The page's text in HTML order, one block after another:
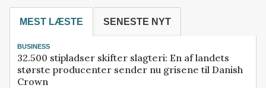
MEST LÆSTE SENESTE NYT
BUSINESS
32.500 stipladser skifter slagteri: En af landets
største producenter sender nu grisene til Danish
Crown